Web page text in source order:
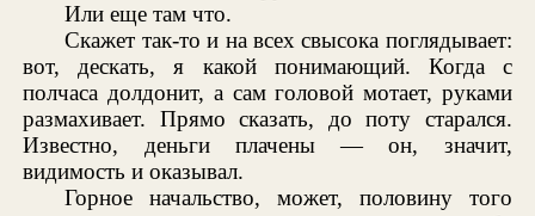
Или еще там что.
Скажет так-то и на всех свысока поглядывает:
вот, дескать, я какой понимающий. Когда с
полчаса долдонит, а сам головой мотает, руками
размахивает. Прямо сказать, до поту старался.
Известно, деньги плачены — он, значит,
видимость и оказывал.
Горное начальство, может, половину того